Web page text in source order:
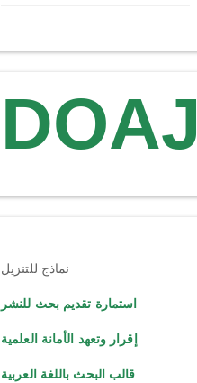
DOAJ
نماذج للتنزيل
استمارة تقديم بحث للنشر
إقرار وتعهد الأمانة العلمية
قالب البحث باللغة العربية